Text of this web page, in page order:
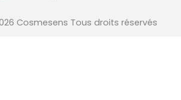
Cosmesens Tous droits réservés